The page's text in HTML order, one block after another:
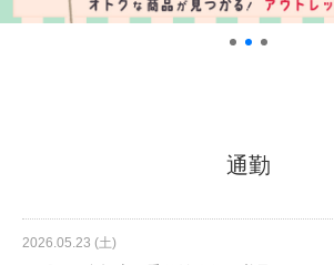
通勤
2026.05.23 (土)